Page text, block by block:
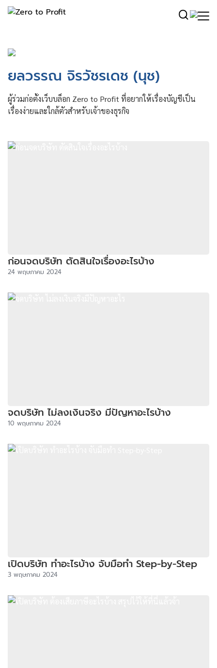
ยลวรรณ จิรวัชรเดช (นุช)
ผู้ร่วมก่อตั้งเว็บบล็อก Zero to Profit ที่อยากให้เรื่องบัญชีเป็น
เรื่องง่ายและใกล้ตัวสำหรับเจ้าของธุรกิจ
ก่อนจดบริษัท ตัดสินใจเรื่องอะไรบ้าง
24 พฤษภาคม 2024
จดบริษัท ไม่ลงเงินจริง มีปัญหาอะไรบ้าง
10 พฤษภาคม 2024
เปิดบริษัท ทำอะไรบ้าง จับมือทำ Step-by-Step
3 พฤษภาคม 2024